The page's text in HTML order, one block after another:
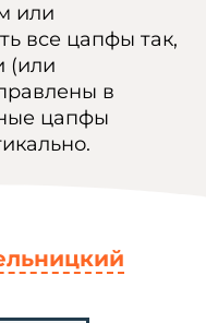
или
все цапфы так,
(или
в
цапфы